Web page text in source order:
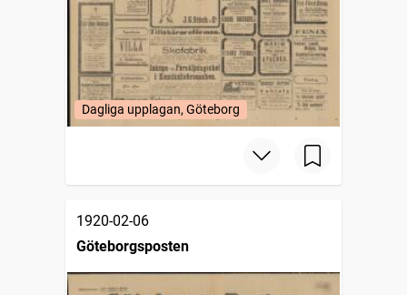
Dagliga upplagan, Göteborg
1920-02-06
Göteborgsposten